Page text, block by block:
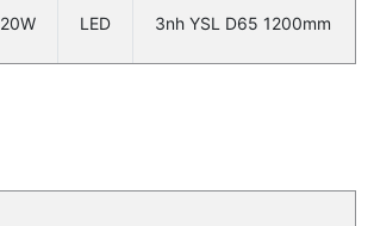
20W LED 3nh YSL D65 1200mm